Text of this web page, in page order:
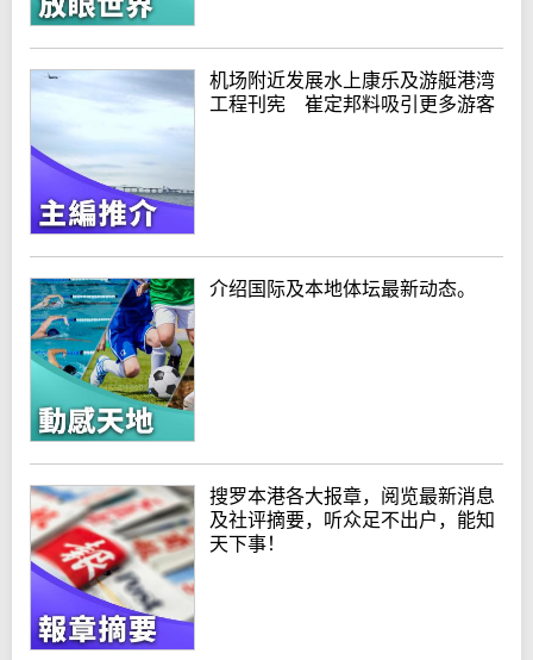
机场附近发展水上康乐及游艇港湾
工程刊宪 崔定邦料吸引更多游客
介绍国际及本地体坛最新动态。
搜罗本港各大报章，阅览最新消息
及社评摘要，听众足不出户，能知
天下事！